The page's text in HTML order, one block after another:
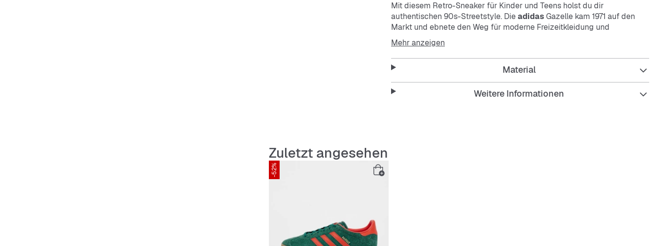
Mit diesem Retro-Sneaker für Kinder und Teens holst du dir
authentischen 90s-Streetstyle. DieadidasGazelle kam 1971 auf den
Markt und ebnete den Weg für moderne Freizeitkleidung und
Sportkultur. Das Obermaterial aus Wildleder, die kontrastierenden 3-
Streifen und das Detail im Fersenbereich sind eine Hommage an diese
Ära. Die OrthoLite® Einlegesohle und die Gummiaußensohle sorgen den
ganzen Tag über für erstklassige Dämpfung und Grip. Manche Styles
sind eben einfach immer angesagt.
Mehr anzeigen
Material
Weitere Informationen
Zuletzt angesehen
-52%